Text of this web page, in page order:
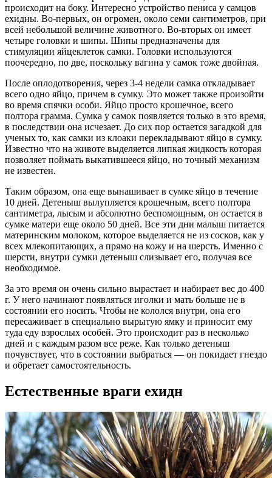
происходит на боку. Интересно устройство пениса у самцов
ехидны. Во-первых, он огромен, около семи сантиметров, при
всей небольшой величине животного. Во-вторых он имеет
четыре головки и шипы. Шипы предназначены для
стимуляции яйцеклеток самки. Головки используются
поочередно, по две, поскольку вагина у самок тоже двойная.
После оплодотворения, через 3-4 недели самка откладывает
всего одно яйцо, причем в сумку. Это может также произойти
во время спячки особи. Яйцо просто крошечное, всего
полтора грамма. Сумка у самок появляется только в это время,
в последствии она исчезает. До сих пор остается загадкой для
ученых то, как самки из клоаки перекладывают яйцо в сумку.
Известно что на животе выделяется липкая жидкость которая
позволяет поймать выкатившееся яйцо, но точный механизм
не известен.
Таким образом, она еще вынашивает в сумке яйцо в течение
10 дней. Детеныш вылупляется крошечным, всего полтора
сантиметра, лысым и абсолютно беспомощным, он остается в
сумке матери еще около 50 дней. Все эти дни малыш питается
материнским молоком, которое выделяется не из сосков, как у
всех млекопитающих, а прямо на кожу и на шерсть. Именно с
шерсти, внутри сумки детеныш слизывает его, получая все
необходимое.
За это время он очень сильно вырастает и набирает вес до 400
г. У него начинают появляться иголки и мать больше не в
состоянии его носить. Чтобы не кололся внутри, она его
пересаживает в специально вырытую ямку и приносит ему
туда еду взрослых особей. Это происходит раз в несколько
дней и с каждым разом все реже. Как только детеныш
почувствует, что в состоянии выбраться — он покидает гнездо
и обретает самостоятельность.
Естественные враги ехидн